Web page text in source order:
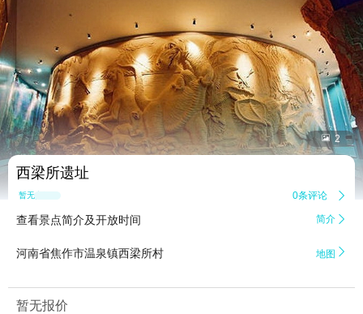
 2
西梁所遗址
暂无点评 0条评论 
查看景点简介及开放时间 简介 
河南省焦作市温泉镇西梁所村 地图 
暂无报价